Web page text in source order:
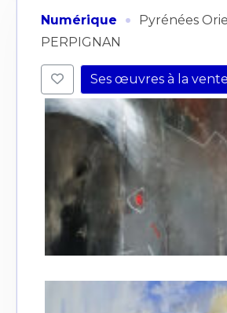
Numérique · Pyrénées
PERPIGNAN
Ses œuvres à la vente